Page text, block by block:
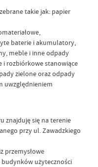
takie jak: papier
baterie i akumulatory,
meble i inne odpady
rozbiórkowe stanowiące
zielone oraz odpady
uwzględnieniem
znajduję się na terenie
przy ul. Zawadzkiego
przemysłowe
użyteczności